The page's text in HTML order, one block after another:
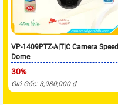
VP-1409PTZ-A|T|C Camera Speed
Dome
30%
Giá Gốc: 3,980,000 ₫